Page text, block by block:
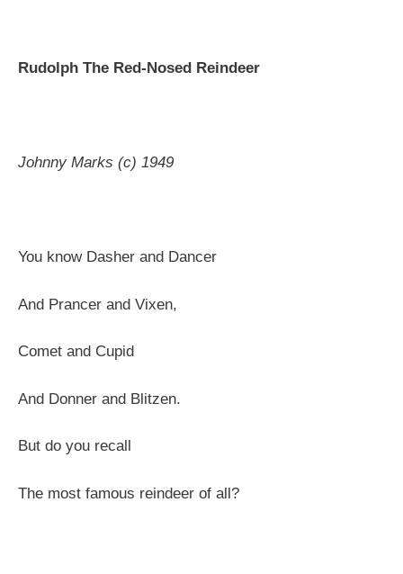
Rudolph The Red-Nosed Reindeer
Johnny Marks (c) 1949
You know Dasher and Dancer
And Prancer and Vixen,
Comet and Cupid
And Donner and Blitzen.
But do you recall
The most famous reindeer of all?